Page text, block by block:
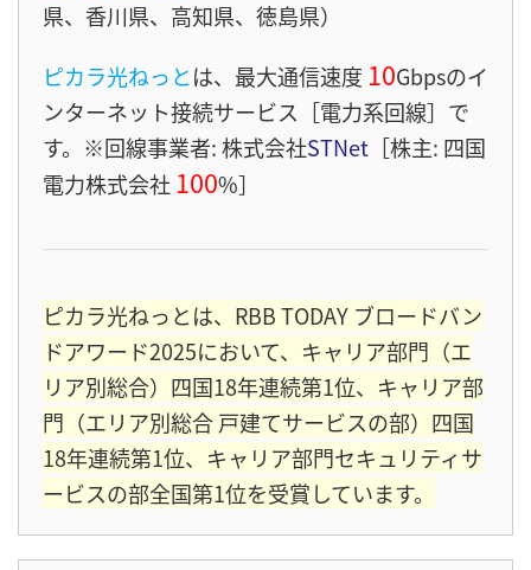
県、香川県、高知県、徳島県）
ピカラ光ねっとは、最大通信速度 10Gbpsのイ
ンターネット接続サービス［電力系回線］ で
す。※回線事業者: 株式会社STNet ［株主: 四国
電力株式会社 100%］
ピカラ光ねっとは、RBB TODAY ブロードバン
ドアワード2025において、キャリア部門（エ
リア別総合）四国18年連続第1位、キャリア部
門（エリア別総合 戸建てサービスの部）四国
18年連続第1位、キャリア部門セキュリティサ
ービスの部全国第1位を受賞しています。